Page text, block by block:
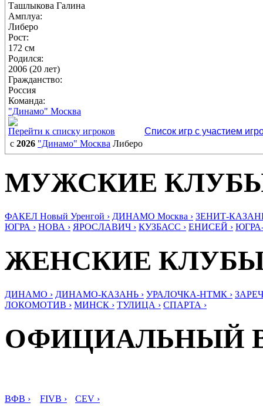
Ташлыкова Галина
Амплуа:
Либеро
Рост:
172 см
Родился:
2006 (20 лет)
Гражданство:
Россия
Команда:
"Динамо" Москва
Перейти к списку игроков
Список игр с участием
с 2026 "Динамо" Москва Либеро
МУЖСКИЕ
ФАКЕЛ Новый Уренгой › ДИНАМО Москва › ЗЕНИТ-
ЮГРА › НОВА › ЯРОСЛАВИЧ › КУЗБАСС › ЕНИСЕЙ ›
ЖЕНСКИЕ
ДИНАМО › ДИНАМО-КАЗАНЬ › УРАЛОЧКА-НТМК ›
ЛОКОМОТИВ › МИНСК › ТУЛИЦА › СПАРТА ›
ОФИЦИАЛЬНЫЙ
ВФВ › FIVB › CEV ›